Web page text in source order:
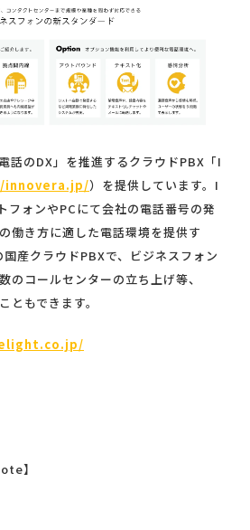
話のDX」を推進するクラウドPBX「I
）を提供しています。I
フォンやPCにて会社の電話番号の発
働き方に適した電話環境を提供す
産クラウドPBXで、ビジネスフォン
のコールセンターの立ち上げ等、
ともできます。
】